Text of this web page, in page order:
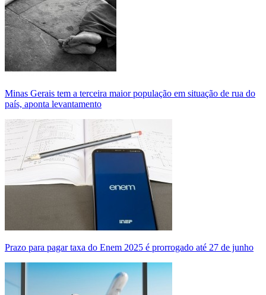
Minas Gerais tem a terceira maior população em situação de rua do
país, aponta levantamento
Prazo para pagar taxa do Enem 2025 é prorrogado até 27 de junho